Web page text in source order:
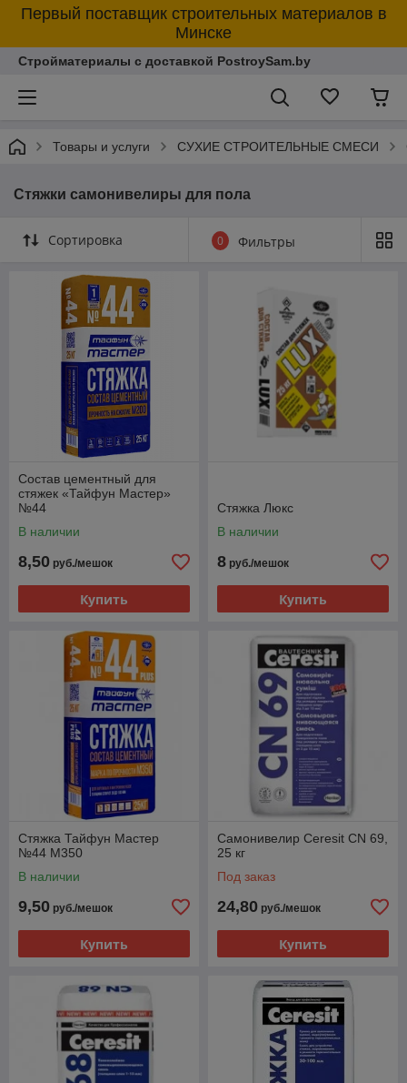
Первый поставщик строительных материалов в
Минске
Стройматериалы с доставкой PostroySam.by
Товары и услуги СУХИЕ СТРОИТЕЛЬНЫЕ СМЕСИ
Стяжки самонивелиры для пола
Сортировка 0 Фильтры
Состав цементный для
стяжек «Тайфун Мастер»
№44
В наличии
8,50 руб./мешок
Купить
Стяжка Люкс
В наличии
8 руб./мешок
Купить
Стяжка Тайфун Мастер
№44 М350
В наличии
9,50 руб./мешок
Купить
Самонивелир Ceresit CN 69,
25 кг
Под заказ
24,80 руб./мешок
Купить